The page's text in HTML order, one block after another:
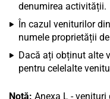
denumirea activității.
În cazul veniturilor
numele proprietății
Dacă ați obținut alte
pentru celelalte
Notă: Anexa L -